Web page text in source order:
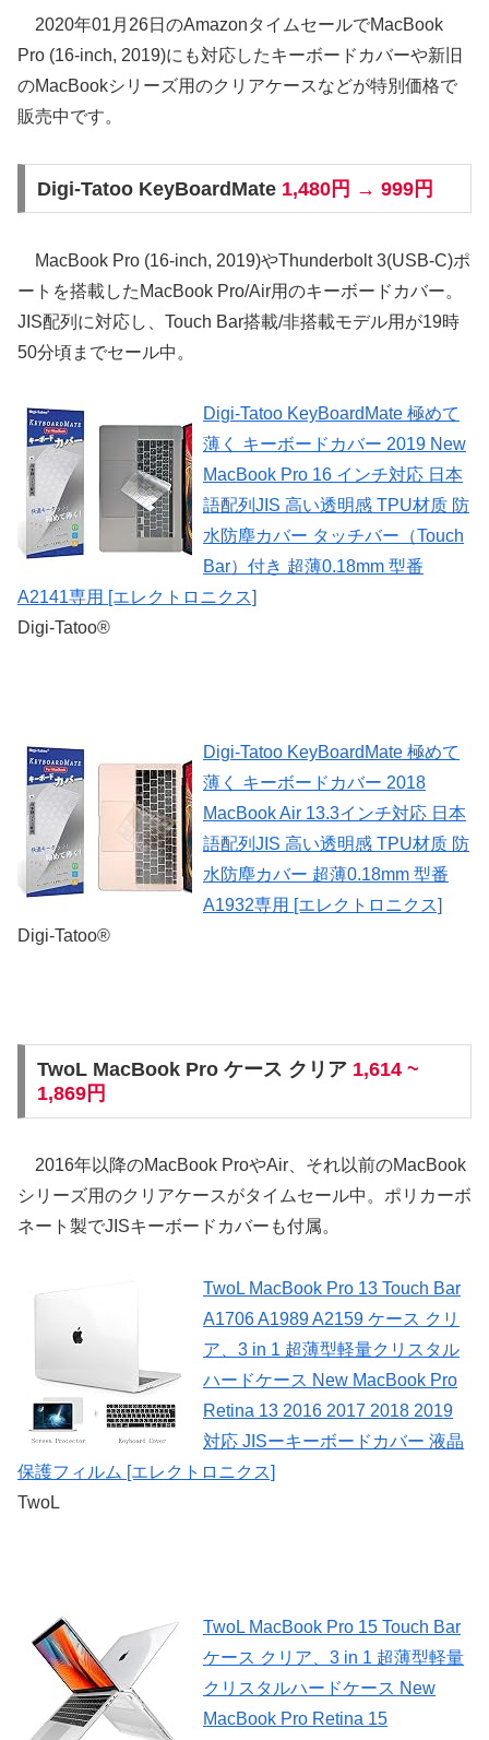
2020年01月26日のAmazonタイムセールでMacBook
Pro (16-inch, 2019)にも対応したキーボードカバーや新旧
のMacBookシリーズ用のクリアケースなどが特別価格で
販売中です。
Digi-Tatoo KeyBoardMate 1,480円 → 999円
MacBook Pro (16-inch, 2019)やThunderbolt 3(USB-C)ポ
ートを搭載したMacBook Pro/Air用のキーボードカバー。
JIS配列に対応し、Touch Bar搭載/非搭載モデル用が19時
50分頃までセール中。
Digi-Tatoo KeyBoardMate 極めて
薄く キーボードカバー 2019 New
MacBook Pro 16 インチ対応 日本
語配列JIS 高い透明感 TPU材质 防
水防塵カバー タッチバー（Touch
Bar）付き 超薄0.18mm 型番
A2141専用 [エレクトロニクス]
Digi-Tatoo®
Digi-Tatoo KeyBoardMate 極めて
薄く キーボードカバー 2018
MacBook Air 13.3インチ対応 日本
語配列JIS 高い透明感 TPU材质 防
水防塵カバー 超薄0.18mm 型番
A1932専用 [エレクトロニクス]
Digi-Tatoo®
TwoL MacBook Pro ケース クリア 1,614 ~
1,869円
2016年以降のMacBook ProやAir、それ以前のMacBook
シリーズ用のクリアケースがタイムセール中。ポリカーボ
ネート製でJISキーボードカバーも付属。
TwoL MacBook Pro 13 Touch Bar
A1706 A1989 A2159 ケース クリ
ア、3 in 1 超薄型軽量クリスタル
ハードケース New MacBook Pro
Retina 13 2016 2017 2018 2019
対応 JISーキーボードカバー 液晶
保護フィルム [エレクトロニクス]
TwoL
TwoL MacBook Pro 15 Touch Bar
ケース クリア、3 in 1 超薄型軽量
クリスタルハードケース New
MacBook Pro Retina 15